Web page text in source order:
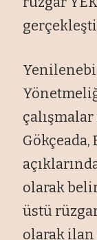
Gökçeada,
olarak
üstü
olarak